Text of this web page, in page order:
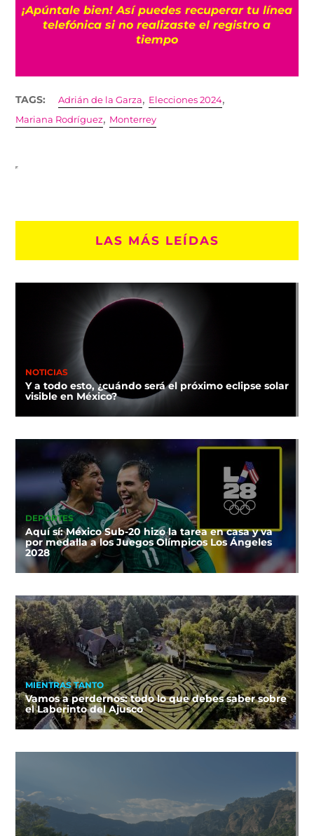
¡Apúntale bien! Así puedes recuperar tu línea
telefónica si no realizaste el registro a
tiempo
TAGS: Adrián de la Garza, Elecciones 2024,
Mariana Rodríguez, Monterrey
LAS MÁS LEÍDAS
NOTICIAS
Y a todo esto, ¿cuándo será el próximo eclipse solar
visible en México?
DEPORTES
Aquí sí: México Sub-20 hizo la tarea en casa y va
por medalla a los Juegos Olímpicos Los Ángeles
2028
MIENTRAS TANTO
Vamos a perdernos: todo lo que debes saber sobre
el Laberinto del Ajusco